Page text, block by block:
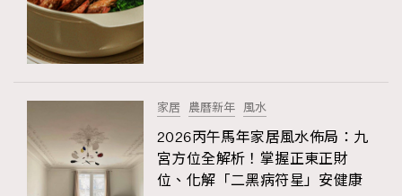
VAxChowSangSang
WatchesWonder&Beyond
WatchesWonder&Beyond 1
向ChanelN°5致敬 1
#FigaroIssue 專訪陳漢娜Hanna與Takuro｜模特
情侶談愛情
家居 農曆新年 風水
2026丙午馬年家居風水佈局：九
宮方位全解析！掌握正東正財
位、化解「二黑病符星」安健康